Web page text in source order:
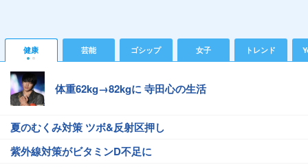
健康 芸能 ゴシップ 女子 トレンド
体重62kg→82kgに 寺田心の生活
夏のむくみ対策 ツボ&反射区押し
紫外線対策がビタミンD不足に